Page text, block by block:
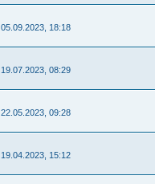
05.09.2023, 18:18
19.07.2023, 08:29
22.05.2023, 09:28
19.04.2023, 15:12